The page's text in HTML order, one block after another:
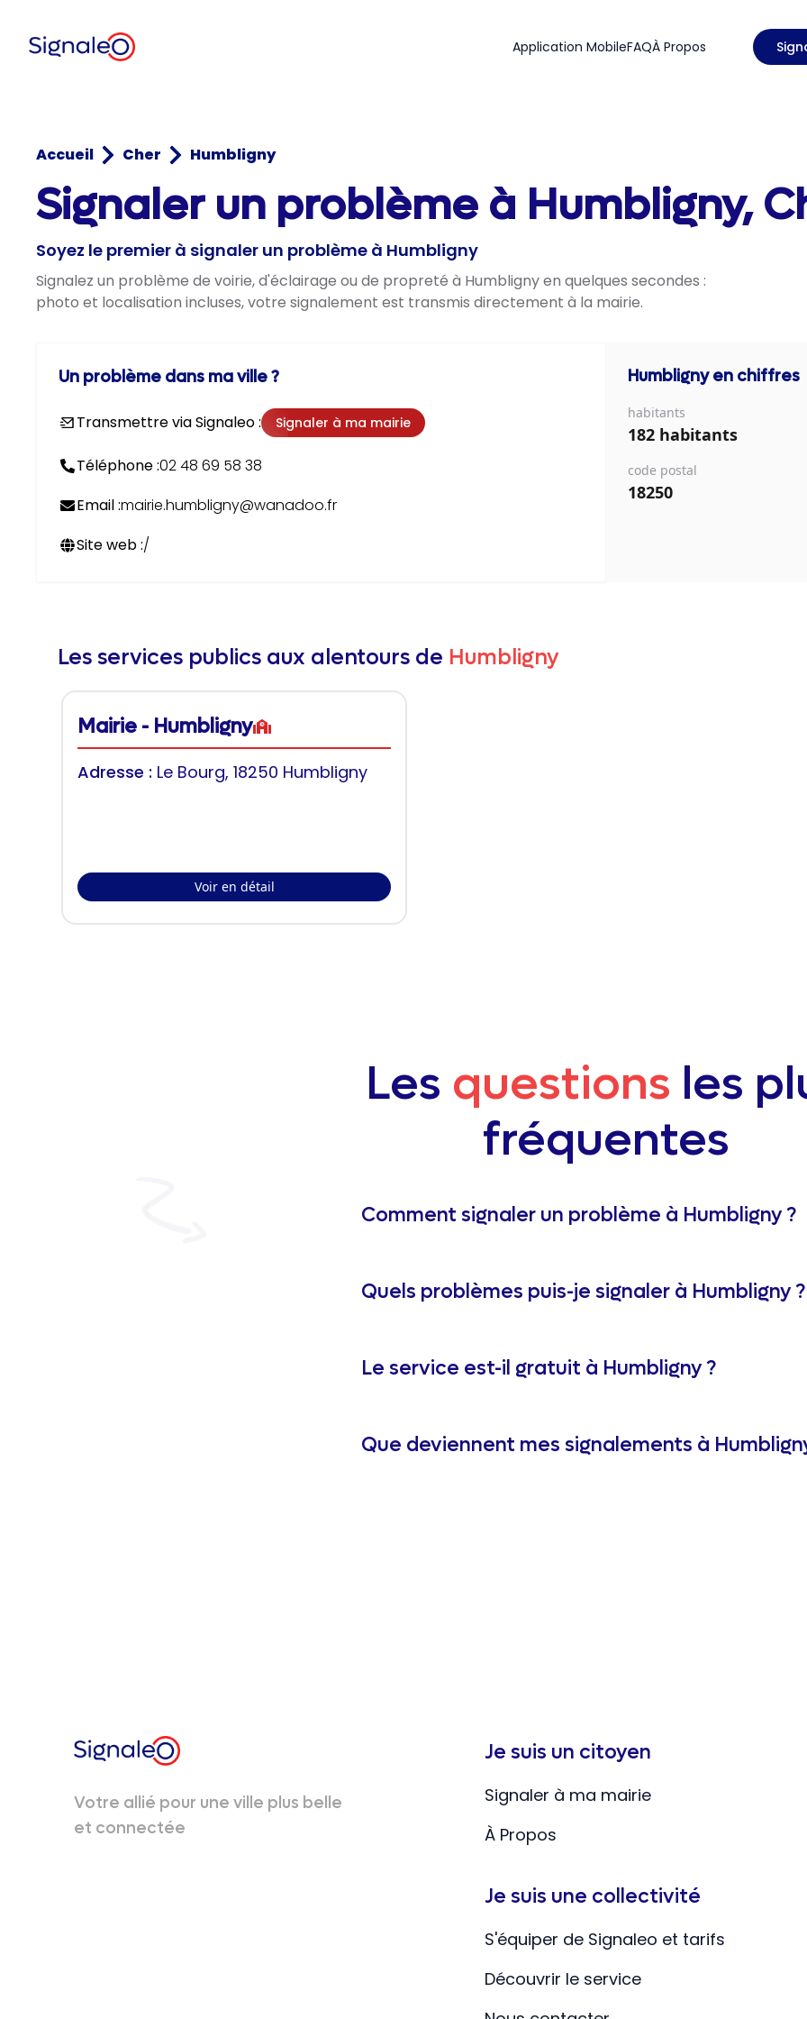
Application MobileFAQÀ Propos
Accueil Cher Humbligny
Signaler un problème à Humbligny,
Soyez le premier à signaler un problème à Humbligny
Signalez un problème de voirie, d'éclairage ou de propreté à Humbligny en quelques secondes :
photo et localisation incluses, votre signalement est transmis directement à la mairie.
Un problème dans ma ville ?
Transmettre via Signaleo : Signaler à ma mairie
Téléphone :02 48 69 58 38
Email :mairie.humbligny@wanadoo.fr
Site web :/
Humblignyen chiffres
habitants
182 habitants
code postal
18250
Les services publics aux alentours de Humbligny
Mairie - Humbligny
Adresse : Le Bourg, 18250 Humbligny
Voir en détail
Les questions les
fréquentes
Comment signaler un problème à Humbligny ?
Quels problèmes puis-je signaler à Humbligny ?
Le service est-il gratuit à Humbligny ?
Que deviennent mes signalements à
Votre allié pour une ville plus belle
et connectée
Je suis un citoyen
Signaler à ma mairie
À Propos
Je suis une collectivité
S'équiper de Signaleo et tarifs
Découvrir le service